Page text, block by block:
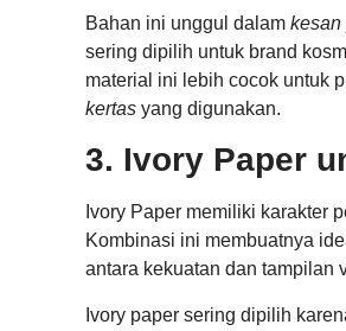
Bahan ini unggul dalam kesan
sering dipilih untuk brand
material ini lebih cocok untuk
kertas yang digunakan.
3. Ivory Paper
Ivory Paper memiliki karakter
Kombinasi ini membuatnya
antara kekuatan dan tampilan
Ivory paper sering dipilih